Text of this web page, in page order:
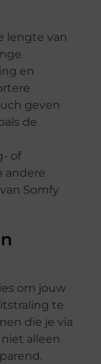
lengte van
en
geven
de
of
andere
Somfy
om jouw
te
die je via
alleen